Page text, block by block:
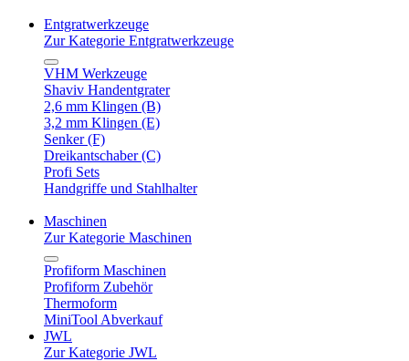
Entgratwerkzeuge
Zur Kategorie Entgratwerkzeuge
VHM Werkzeuge
Shaviv Handentgrater
2,6 mm Klingen (B)
3,2 mm Klingen (E)
Senker (F)
Dreikantschaber (C)
Profi Sets
Handgriffe und Stahlhalter
Maschinen
Zur Kategorie Maschinen
Profiform Maschinen
Profiform Zubehör
Thermoform
MiniTool Abverkauf
JWL
Zur Kategorie JWL